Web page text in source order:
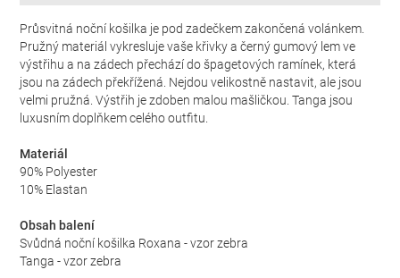
Průsvitná noční košilka je pod zadečkem zakončená volánkem.
Pružný materiál vykresluje vaše křivky a černý gumový lem ve
výstřihu a na zádech přechází do špagetových ramínek, která
jsou na zádech překřížená. Nejdou velikostně nastavit, ale jsou
velmi pružná. Výstřih je zdoben malou mašličkou. Tanga jsou
luxusním doplňkem celého outfitu.
Materiál
90% Polyester
10% Elastan
Obsah balení
Svůdná noční košilka Roxana - vzor zebra
Tanga - vzor zebra